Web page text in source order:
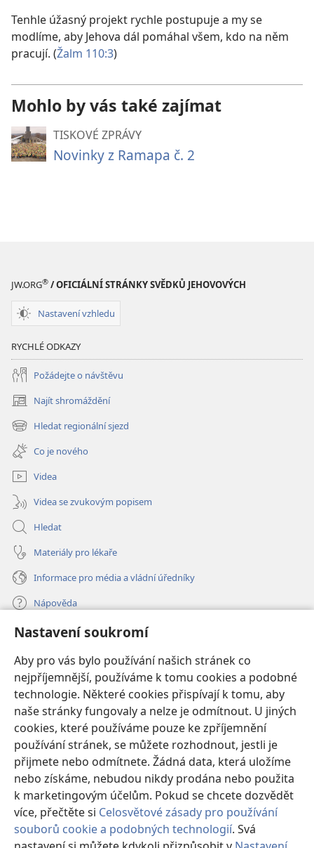
Nastavení soukromí
Aby pro vás bylo používání našich stránek co
nejpříjemnější, používáme k tomu cookies a podobné
technologie. Některé cookies přispívají k tomu, aby
naše stránky fungovaly a nelze je odmítnout. U jiných
cookies, které používáme pouze ke zpříjemnění
používání stránek, se můžete rozhodnout, jestli je
přijmete nebo odmítnete. Žádná data, která uložíme
nebo získáme, nebudou nikdy prodána nebo použita
k marketingovým účelům. Pokud se chcete dozvědět
více, přečtěte si Celosvětové zásady pro používání
souborů cookie a podobných technologií. Svá
Tenhle úžasný projekt rychle postupuje a my se
modlíme, aby Jehova dál pomáhal všem, kdo na něm
pracují. (Žalm 110:3)
Mohlo by vás také zajímat
TISKOVÉ ZPRÁVY
Novinky z Ramapa č. 2
JW.ORG® / OFICIÁLNÍ STRÁNKY SVĚDKŮ JEHOVOVÝCH
Nastavení vzhledu
RYCHLÉ ODKAZY
Požádejte o návštěvu
Najít shromáždění
(otevřeno
nové
okno)
Hledat regionální sjezd
(otevřeno
nové
okno)
Co je nového
Videa
Videa se zvukovým popisem
Hledat
Materiály pro lékaře
Informace pro média a vládní úředníky
Nápověda
Dary
nové
okno) ONLINE KNIHOVNA Strážné věže
(otevřeno
nové
okno)JW Hub®
(otevřeno
nové
okno)JW Library
Watchtower Library
Copyright© 2026 Watch Tower Bible and Tract Society of Pennsylvania.